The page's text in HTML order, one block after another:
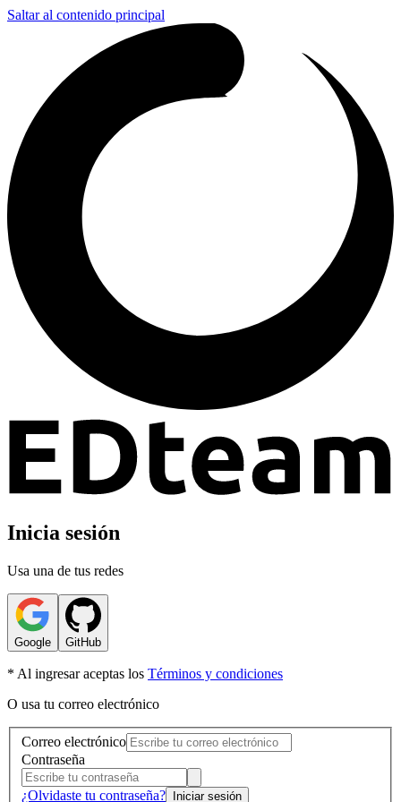
Saltar al contenido principal
Inicia sesión
Usa una de tus redes
Google GitHub
* Al ingresar aceptas los Términos y condiciones
O usa tu correo electrónico
Correo electrónico
Contraseña
¿Olvidaste tu contraseña? Iniciar sesión